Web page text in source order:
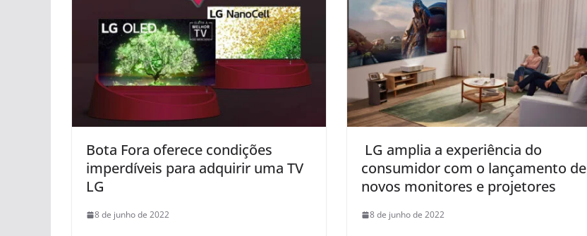
Bota Fora oferece condições
imperdíveis para adquirir uma TV
LG
8 de junho de 2022
LG amplia a experiência do
consumidor com o lançamento de
novos monitores e projetores
8 de junho de 2022